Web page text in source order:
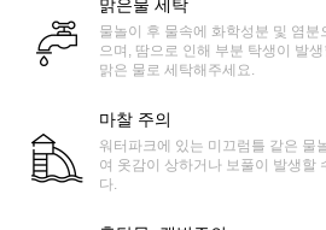
맑은물 세탁
물놀이 후 물속에 화학성분 및 염
으며, 땀으로 인해 부분 탁생이 발
맑은 물로 세탁해주세요.
마찰 주의
워터파크에 있는 미끄럼틀 같은 물
여 옷감이 상하거나 보풀이 발생할
다.